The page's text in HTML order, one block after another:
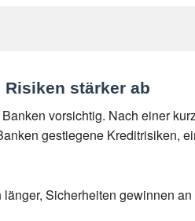
stärker ab
vorsichtig. Nach einer
gestiegene Kreditrisiken,
Sicherheiten gewinnen